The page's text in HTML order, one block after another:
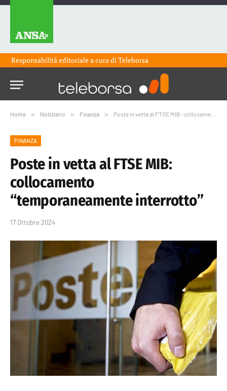
Responsabilità editoriale a cura diTeleborsa
Home » Notiziario » Finanza » Poste in vetta al FTSE MIB: collocamento “temporaneamente interrotto”
FINANZA
Poste in vetta al FTSE MIB:
collocamento
“temporaneamente interrotto”
17 Ottobre 2024